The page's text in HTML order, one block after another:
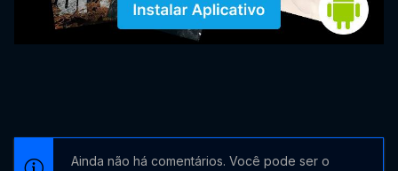
Ainda não há comentários. Você pode ser o